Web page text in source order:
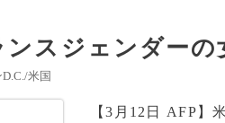
スジェンダーの
米国
【3月12日 AFP】